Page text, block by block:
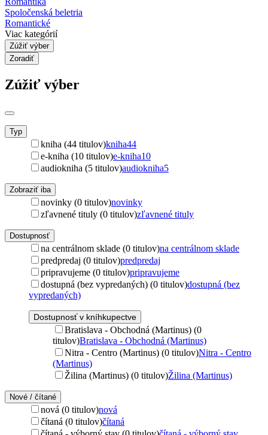
Spoločenská beletria
Romantické
Viac kategórií
Zúžiť výber
Zoradiť
Zúžiť výber
Typ
kniha (44 titulov)kniha44
e-kniha (10 titulov)e-kniha10
audiokniha (5 titulov)audiokniha5
Zobraziť iba
novinky (0 titulov)novinky
zľavnené tituly (0 titulov)zľavnené tituly
Dostupnosť
na centrálnom sklade (0 titulov)na centrálnom sklade
predpredaj (0 titulov)predpredaj
pripravujeme (0 titulov)pripravujeme
dostupná (bez vypredaných) (0 titulov)dostupná (bez
vypredaných)
Dostupnosť v kníhkupectve
Bratislava - Obchodná (Martinus) (0
titulov)Bratislava - Obchodná (Martinus)
Nitra - Centro (Martinus) (0 titulov)Nitra - Centro
(Martinus)
Žilina (Martinus) (0 titulov)Žilina (Martinus)
Nové / čítané
nová (0 titulov)nová
čítaná (0 titulov)čítaná